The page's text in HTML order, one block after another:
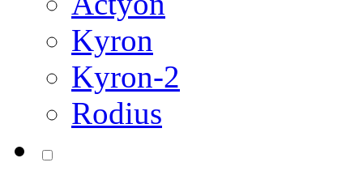
Kyron
Kyron-2
Rodius